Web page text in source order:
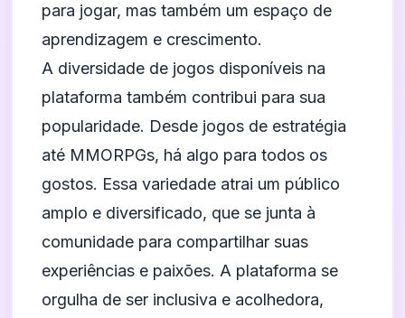
para jogar, mas também um espaço de
aprendizagem e crescimento.
A diversidade de jogos disponíveis na
plataforma também contribui para sua
popularidade. Desde jogos de estratégia
até MMORPGs, há algo para todos os
gostos. Essa variedade atrai um público
amplo e diversificado, que se junta à
comunidade para compartilhar suas
experiências e paixões. A plataforma se
orgulha de ser inclusiva e acolhedora,